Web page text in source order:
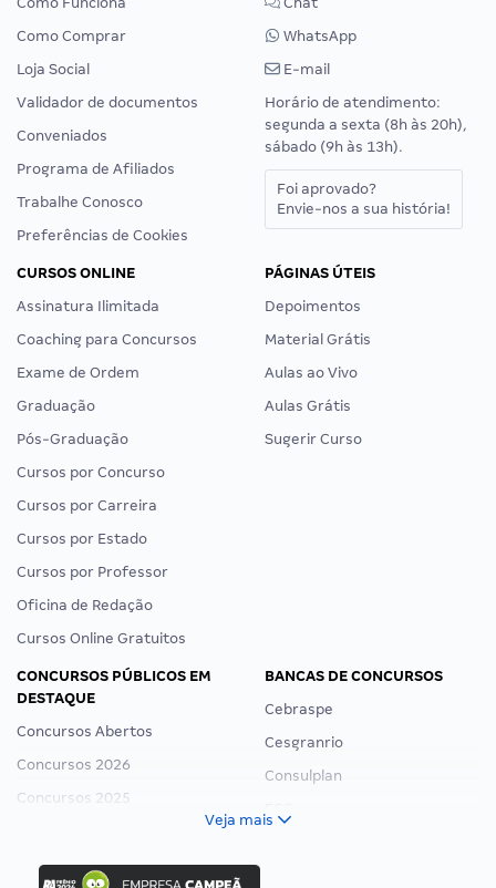
Como Comprar
Loja Social
Validador de documentos
Conveniados
Programa de Afiliados
Trabalhe Conosco
Preferências de Cookies
WhatsApp
E-mail
Horário de atendimento:
segunda a sexta (8h às 20h),
sábado (9h às 13h).
Foi aprovado?
Envie-nos a sua história!
CURSOS ONLINE
Assinatura Ilimitada
Coaching para Concursos
Exame de Ordem
Graduação
Pós-Graduação
Cursos por Concurso
Cursos por Carreira
Cursos por Estado
Cursos por Professor
Oficina de Redação
Cursos Online Gratuitos
PÁGINAS ÚTEIS
Depoimentos
Material Grátis
Aulas ao Vivo
Aulas Grátis
Sugerir Curso
CONCURSOS PÚBLICOS EM
DESTAQUE
Concursos Abertos
Concursos 2026
Concursos 2025
Concurso Ibama
BANCAS DE CONCURSOS
Cebraspe
Cesgranrio
Consulplan
Veja mais